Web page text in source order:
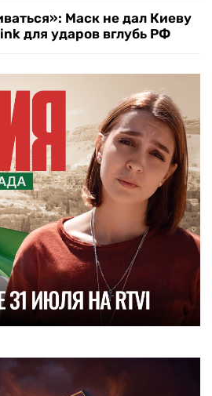
Маск не дал Киеву
для ударов вглубь РФ